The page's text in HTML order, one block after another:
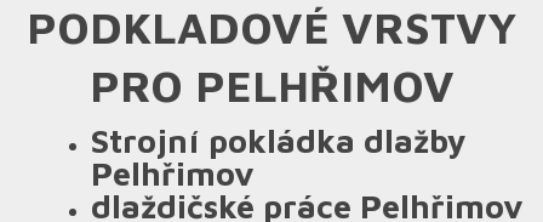
PODKLADOVÉ VRSTVY
PRO PELHŘIMOV
Strojní pokládka dlažby
Pelhřimov
dlaždičské práce Pelhřimov